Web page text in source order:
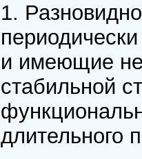
1.
и имеющие
стабильной
длительного